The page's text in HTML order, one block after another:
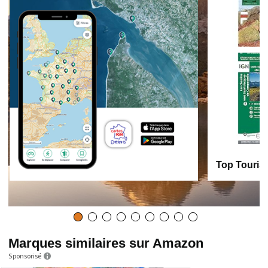
Top
Marques similaires sur Amazon
Sponsorisé